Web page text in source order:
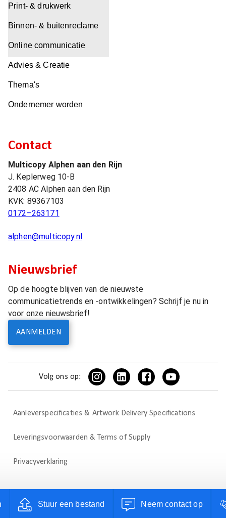
Stuur een bestand Neem contact op
Print- & drukwerk
Binnen- & buitenreclame
Online communicatie
Advies & Creatie
Thema's
Ondernemer worden
Contact
Multicopy Alphen aan den Rijn
J. Keplerweg 10-B
2408 AC Alphen aan den Rijn
KVK: 89367103
0172–263171
alphen@multicopy.nl
Nieuwsbrief
Op de hoogte blijven van de nieuwste
communicatietrends en -ontwikkelingen? Schrijf je nu in
voor onze nieuwsbrief!
AANMELDEN
Volg ons op:
Aanleverspecificaties & Artwork Delivery Specifications
Leveringsvoorwaarden & Terms of Supply
Privacyverklaring